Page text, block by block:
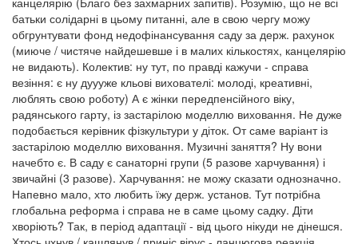
батьки солідарні в цьому питанні, але в свою чергу можу
обгрунтувати фонд недофінансування саду за держ. рахунок
(миюче / чистяче найдешевше і в малих кількостях, канцелярію
не видають). Колектив: ну тут, по правді кажучи - справа
везіння: є ну дуууже кльові вихователі: молоді, креативні,
люблять свою роботу) А є жінки передпенсійного віку,
радянського гарту, із застарілою моделлю виховання. Не дуже
подобається керівник фізкультури у діток. От саме варіант із
застарілою моделлю виховання. Музичні заняття? Ну вони
начебто є. В саду є санаторні групи (5 разове харчування) і
звичайні (3 разове). Харчування: не можу сказати однозначно.
Напевно мало, хто любить їжу держ. установ. Тут потрібна
глобальна реформа і справа не в саме цьому садку. Діти
хворіють? Так, в період адаптації - від цього нікуди не дінешся.